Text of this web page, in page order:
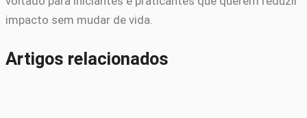
impacto sem mudar de vida.
Artigos relacionados